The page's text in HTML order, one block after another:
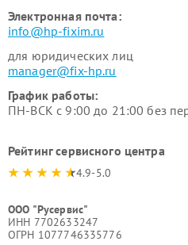
Электронная почта:
info@hp-fixim.ru
для юридических лиц
manager@fix-hp.ru
График работы:
ПН-ВСК с 9:00 до 21:00 без
Рейтинг сервисного центра
4.9-5.0
ООО "Русервис"
ИНН 7702633247
ОГРН 1077746335776